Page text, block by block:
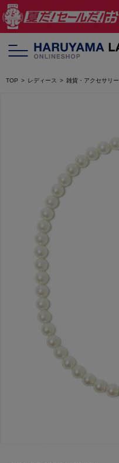
TOP レディース 雑貨・アクセサリー